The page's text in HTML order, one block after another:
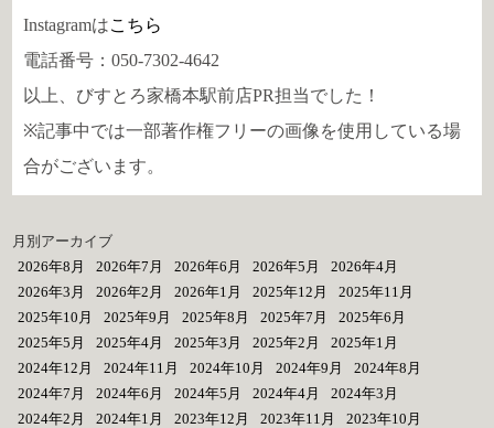
Instagramはこちら
電話番号：050-7302-4642
以上、びすとろ家橋本駅前店PR担当でした！
※記事中では一部著作権フリーの画像を使用している場
合がございます。
月別アーカイブ
2026年8月
2026年7月 2026年6月 2026年5月
2026年4月
2026年3月
2026年2月 2026年1月 2025年12月
2025年11月
2025年10月
2025年9月 2025年8月 2025年7月
2025年6月
2025年5月
2025年4月 2025年3月 2025年2月
2025年1月
2024年12月
2024年11月 2024年10月 2024年9月
2024年8月
2024年7月
2024年6月 2024年5月 2024年4月
2024年3月
2024年2月
2024年1月 2023年12月 2023年11月
2023年10月